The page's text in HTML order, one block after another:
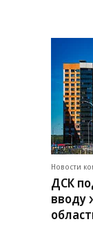
Новости
ДСК
вводу